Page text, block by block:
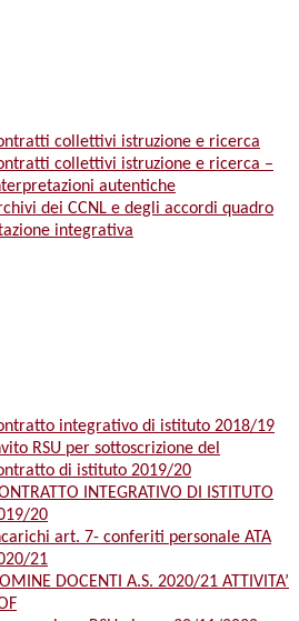
collettivi istruzione e ricerca
collettivi istruzione e ricerca –
autentiche
dei CCNL e degli accordi quadro
integrativa
integrativo di istituto 2018/19
RSU per sottoscrizione del
di istituto 2019/20
INTEGRATIVO DI ISTITUTO
20
art. 7- conferiti personale ATA
21
DOCENTI A.S. 2020/21 ATTIVITA’